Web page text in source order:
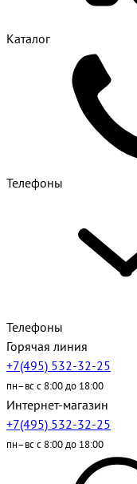
Каталог
Телефоны
Телефоны
Горячая линия
+7(495) 532-32-25
пн–вс с 8:00 до 18:00
Интернет-магазин
+7(495) 532-32-25
пн–вс с 8:00 до 18:00